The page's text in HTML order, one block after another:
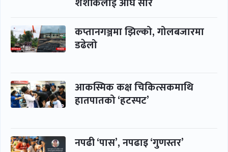
कप्तानगञ्जमा झिल्को, गोलबजारमा
डढेलो
आकस्मिक कक्ष चिकित्सकमाथि
हातपातको ‘हटस्पट’
नपढी ‘पास’, नपढाइ ‘गुणस्तर’